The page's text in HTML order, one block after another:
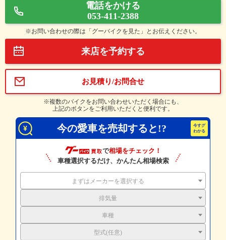
電話をかける
053-411-2388
※お問い合わせの際は「グーバイクを見た」とお伝えください。
来店を予約する
お見積り/お問合せ
※複数のバイクをお問い合わせいただく場合にも、
上記のボタンをご利用いただくと便利です。
今の愛車を売却すると!?
で相場をチェック！
車種選択するだけ、かんたん相場検索
まずはメーカーを選択する
排気量
車種
型式(任意)